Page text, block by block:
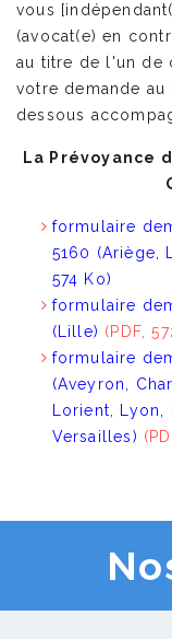
vous
(avocat(e) en
au titre de l'un de
votre demande
dessous
La Prévoyance
formulaire
5160 (Ariège,
574 Ko)
formulaire
(Lille) (PDF,
formulaire
(Aveyron,
Lorient, Lyon,
Versailles)